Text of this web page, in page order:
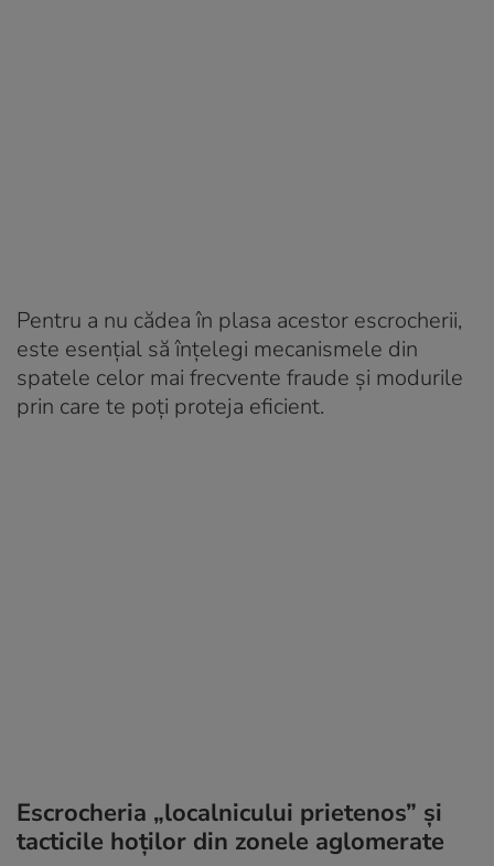
Pentru a nu cădea în plasa acestor escrocherii,
este esențial să înțelegi mecanismele din
spatele celor mai frecvente fraude și modurile
prin care te poți proteja eficient.
Escrocheria „localnicului prietenos” și
tacticile hoților din zonele aglomerate